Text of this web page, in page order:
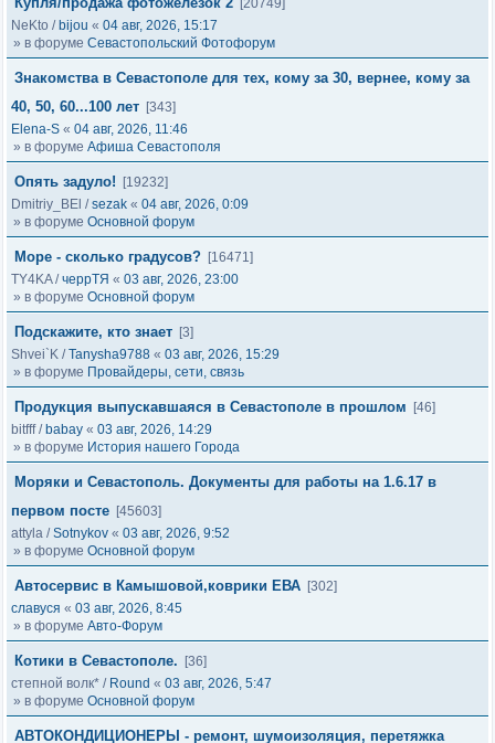
[20749]
NeKto / bijou « 04 авг, 2026, 15:17
» в форуме Севастопольский Фотофорум
Знакомства в Севастополе для тех, кому за 30, вернее, кому за
40, 50, 60...100 лет [343]
Elena-S « 04 авг, 2026, 11:46
» в форуме Афиша Севастополя
Опять задуло!
[19232]
Dmitriy_BEl /sezak « 04 авг, 2026, 0:09
» в форуме Основной форум
Море - сколько градусов? [16471]
TY4KA/черрТЯ « 03 авг, 2026, 23:00
» в форуме Основной форум
Подскажите, кто знает [3]
Shvei`K /Tanysha9788 « 03 авг, 2026, 15:29
» в форуме Провайдеры, сети, связь
Продукция выпускавшаяся в Севастополе в прошлом
[46]
bitfff/ babay « 03 авг, 2026, 14:29
» в форуме История нашего Города
Моряки и Севастополь. Документы для работы на 1.6.17 в
первом посте [45603]
attyla /Sotnykov « 03 авг, 2026, 9:52
» в форуме Основной форум
Автосервис в Камышовой,коврики ЕВА [302]
славуся « 03 авг, 2026, 8:45
» в форуме Авто-Форум
Котики в Севастополе.
[36]
степной волк* / Round « 03 авг, 2026, 5:47
» в форуме Основной форум
АВТОКОНДИЦИОНЕРЫ - ремонт, шумоизоляция, перетяжка